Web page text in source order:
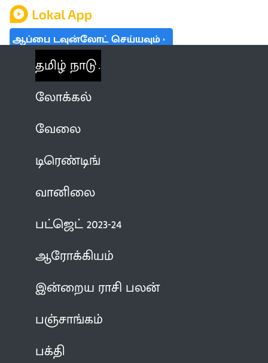
ஆப்பை டவுன்லோட் செய்யவும்
தமிழ் நாடு
லோக்கல்
வேலை
டிரெண்டிங்
வானிலை
பட்ஜெட் 2023-24
ஆரோக்கியம்
இன்றைய ராசி பலன்
பஞ்சாங்கம்
பக்தி